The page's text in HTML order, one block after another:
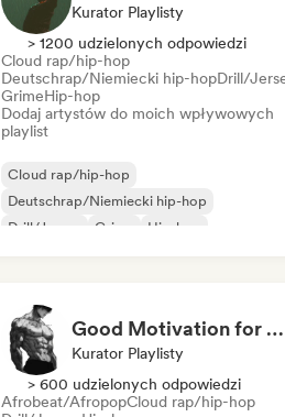
Kurator Playlisty
> 1200 udzielonych odpowiedzi
Cloud rap/hip-hop
Deutschrap/Niemiecki hip-hopDrill/
GrimeHip-hop
Dodaj artystów do moich wpływowych
playlist
Cloud rap/hip-hop
Deutschrap/Niemiecki hip-hop
Drill/Jersey
Grime
Hip-hop
Rap w języku angielskim
Good Motivation for Gym Training Playlist 💪
Kurator Playlisty
> 600 udzielonych odpowiedzi
Afrobeat/AfropopCloud rap/hip-hop